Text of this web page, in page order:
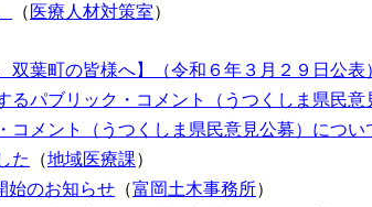
（ 医療人材対策室）
葉町の皆様へ】（令和６年３月２９日公表
パブリック・コメント（うつくしま県民意
メント（うつくしま県民意見公募）につい
た （地域医療課）
始のお知らせ （富岡土木事務所）